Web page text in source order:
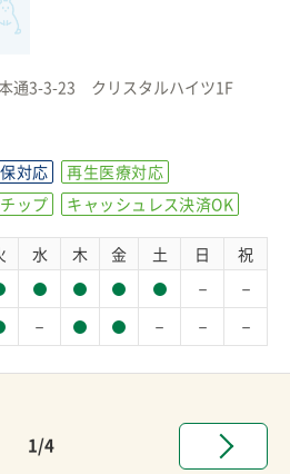
通3-3-23 クリスタルハイツ1F
対応
再生医療対応
ップ キャッシュレス決済OK
水 木 金 土 日 祝
－ －
－ － － －
1/4